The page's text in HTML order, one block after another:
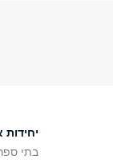
יחידות
בתי